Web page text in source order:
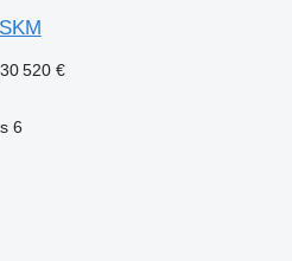
520 €
6